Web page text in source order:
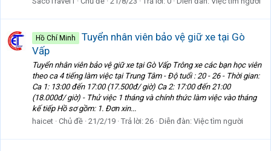
Hồ Chí Minh
Tuyển nhân viên bảo vệ giữ xe tại Gò
Vấp
Tuyển nhân viên bảo vệ giữ xe tại Gò Vấp Trông xe các bạn học viên
theo ca 4 tiếng làm việc tại Trung Tâm - Độ tuổi : 20 - 26 - Thời gian:
Ca 1: 13:00 đến 17:00 (17.500đ/ giờ) Ca 2: 17:00 đến 21:00
(18.000đ/ giờ) - Thử việc 1 tháng và chính thức làm việc vào tháng
kế tiếp Hồ sơ gồm: 1. Đơn xin...
haicet Chủ đề 21/2/19 Trả lời: 26 Diễn đàn: Việc tìm người